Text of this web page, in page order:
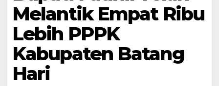
Melantik Empat Ribu
Lebih PPPK
Kabupaten Batang
Hari